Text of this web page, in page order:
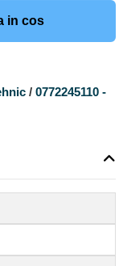
in cos
/ 0772245110 -